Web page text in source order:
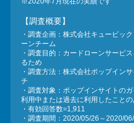
【調査概要】
・調査企画：株式会社キュービ
ーンチーム
・調査目的：カードローンサービ
るため
・調査方法：株式会社ポップイン
チ
・調査対象：ポップインサイトの
利用中または過去に利用したこと
・有効回答数=1,911
・調査期間：2020/05/26～2020/